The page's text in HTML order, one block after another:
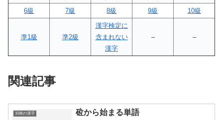
6級
7級 8級 9級 10級
準1級 準2級
漢字検定に
含まれない
漢字
– –
関連記事
10画の漢字 砬から始まる単語